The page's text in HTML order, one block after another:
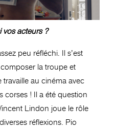
vos acteurs ?
peu réfléchi. Il s’est
la troupe et
travaille au cinéma avec
corses ! Il a été question
Lindon joue le rôle
réflexions. Pio